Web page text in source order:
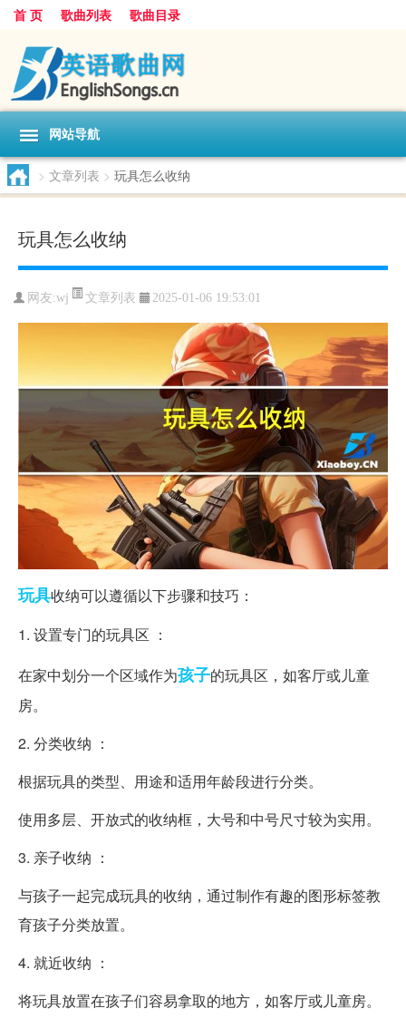
首 页 歌曲列表 歌曲目录
网站导航
> 文章列表 > 玩具怎么收纳
玩具怎么收纳
网友:wj 文章列表 2025-01-06 19:53:01
玩具收纳可以遵循以下步骤和技巧：
1. 设置专门的玩具区 ：
在家中划分一个区域作为孩子的玩具区，如客厅或儿童
房。
2. 分类收纳 ：
根据玩具的类型、用途和适用年龄段进行分类。
使用多层、开放式的收纳框，大号和中号尺寸较为实用。
3. 亲子收纳 ：
与孩子一起完成玩具的收纳，通过制作有趣的图形标签教
育孩子分类放置。
4. 就近收纳 ：
将玩具放置在孩子们容易拿取的地方，如客厅或儿童房。